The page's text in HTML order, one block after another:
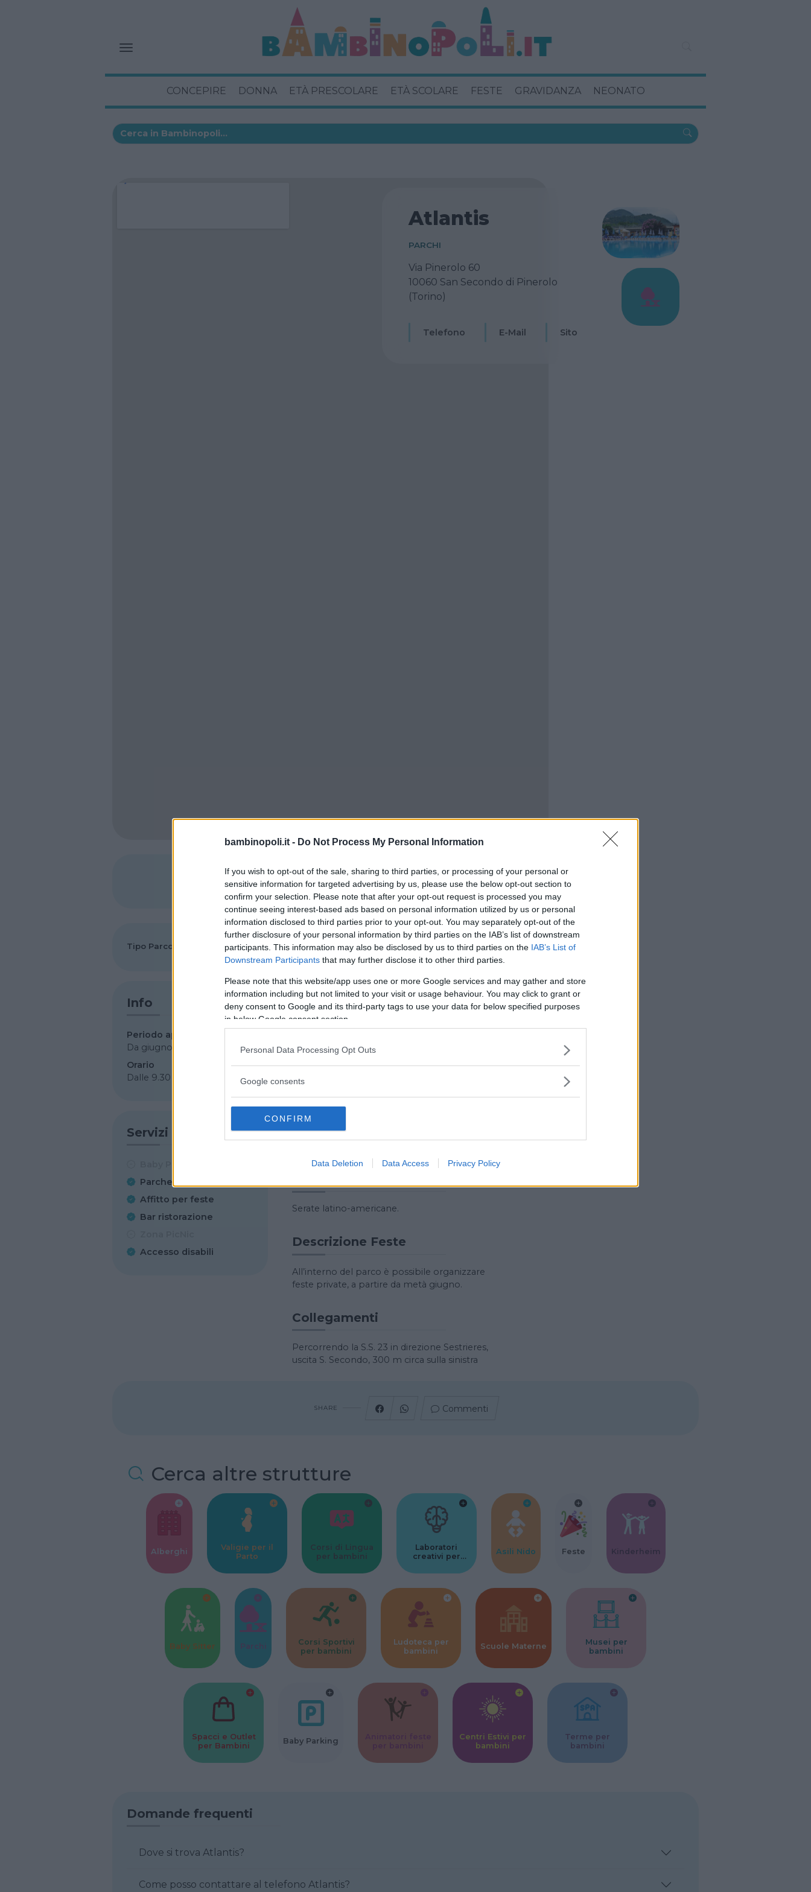
bambinopoli.it - Do Not Process My Personal Information
If you wish to opt-out of the sale, sharing to third parties, or processing of your personal or
sensitive information for targeted advertising by us, please use the below opt-out section to
confirm your selection. Please note that after your opt-out request is processed you may
continue seeing interest-based ads based on personal information utilized by us or personal
information disclosed to third parties prior to your opt-out. You may separately opt-out of the
further disclosure of your personal information by third parties on the IAB’s list of downstream
participants. This information may also be disclosed by us to third parties on the IAB’s List of
Downstream Participants that may further disclose it to other third parties.
Please note that this website/app uses one or more Google services and may gather and store
information including but not limited to your visit or usage behaviour. You may click to grant or
deny consent to Google and its third-party tags to use your data for below specified purposes
in below Google consent section.
Personal Data Processing Opt Outs
Google consents
CONFIRM
Data Deletion Data Access Privacy Policy
CONCEPIRE DONNA ETÀ PRESCOLARE ETÀ SCOLARE FESTE GRAVIDANZA NEONATO
Atlantis
PARCHI
Via Pinerolo 60
10060 San Secondo di Pinerolo
(Torino)
Telefono E-Mail Sito
SHARE Commenti
Tipo Parco Parco acquatico
Info
Periodo apertura
Da giugno a settembre
Orario
Dalle 9.30 alle 18
Servizi
Parcheggio
Affitto per feste
Bar ristorazione
Accesso disabili
Commento
Principali attrazioni
Piscine, idromassaggi, solarium. Idrotubo,
idroscivolo, scivolomulticorsie.
parco secolare di 20.000 mq dedicato ai
Strutture ludiche bambini
Ampia area divertimento dedicata ai più
Serate latino-americane.
Descrizione Feste
All’interno del parco è possibile organizzare
feste private, a partire da metà giugno.
Collegamenti
Percorrendo la S.S. 23 in direzione Sestrieres,
uscita S. Secondo, 300 m circa sulla sinistra
SHARE Commenti
Cerca altre strutture
Alberghi
Valigie per il
Parto
Corsi di Lingua
per bambini
Laboratori
creativi per
Asili Nido Feste Kinderheim
Baby Sitter Parchi
Corsi Sportivi
per bambini
Ludoteca per
bambini
Scuole Materne
Musei per
bambini
Spacci e Outlet
per Bambini
Baby Parking
Centri Estivi per
bambini
Terme per
bambini
Domande frequenti
Dove si trova Atlantis?
Come posso contattare al telefono Atlantis?